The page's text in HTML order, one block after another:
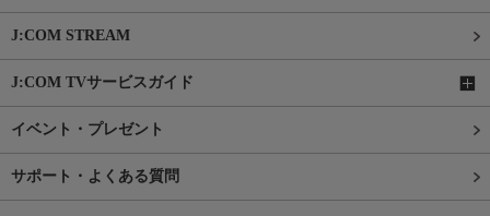
J:COM STREAM
J:COM TVサービスガイド
イベント・プレゼント
サポート・よくある質問